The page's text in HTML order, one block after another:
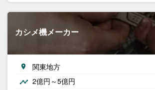
カシメ機メーカー
関東地方
2億円～5億円